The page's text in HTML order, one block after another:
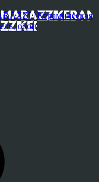
| Керамическая
обои